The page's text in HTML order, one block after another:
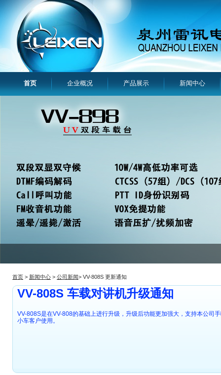
首页 企业概况 产品展示 新闻中心
首页 > 新闻中心 > 公司新闻> VV-808S 更新通知
VV-808S 车载对讲机升级通知
VV-808S是在VV-808的基础上进行升级，升级后功能更加强大，支持本公司
小车客户使用。